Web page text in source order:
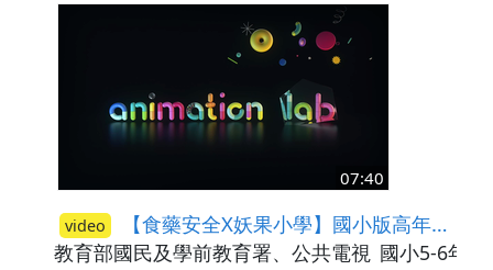
07:40
video 【食藥安全X妖果小學】國小版高年級 EP03 思考教室-蒙面人的快樂粉
教育部國民及學前教育署、公共電視 國小5-6年級